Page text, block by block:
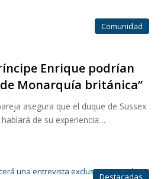
Comunidad
Enrique podrían
Monarquía británica”
asegura que el duque de Sussex
de su experiencia…
Destacadas